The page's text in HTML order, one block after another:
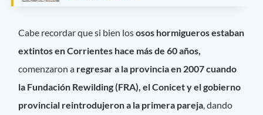
Cabe recordar que si bien lososos hormigueros estaban
extintos en Corrientes hace más de 60 años,
comenzaron a regresar a la provincia en 2007 cuando
la Fundación Rewilding (FRA), el Conicet y el gobierno
provincial reintrodujeron a la primera pareja, dando